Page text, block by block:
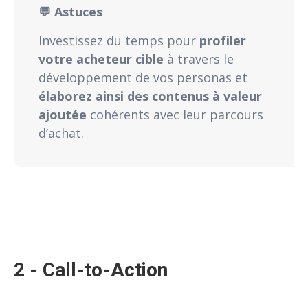
💬 Astuces
Investissez du temps pour profiler
votre acheteur cible à travers le
développement de vos personas et
élaborez ainsi des contenus à valeur
ajoutée cohérents avec leur parcours
d’achat.
2 - Call-to-Action